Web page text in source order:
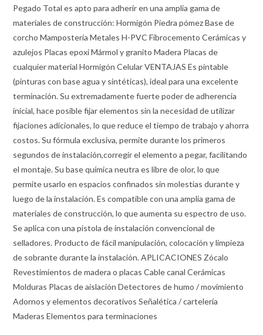
Pegado Total es apto para adherir en una amplia gama de
materiales de construcción: Hormigón Piedra pómez Base de
corcho Mampostería Metales H-PVC Fibrocemento Cerámicas y
azulejos Placas epoxi Mármol y granito Madera Placas de
cualquier material Hormigón Celular VENTAJAS Es pintable
(pinturas con base agua y sintéticas), ideal para una excelente
terminación. Su extremadamente fuerte poder de adherencia
inicial, hace posible fijar elementos sin la necesidad de utilizar
fijaciones adicionales, lo que reduce el tiempo de trabajo y ahorra
costos. Su fórmula exclusiva, permite durante los primeros
segundos de instalación,corregir el elemento a pegar, facilitando
el montaje. Su base química neutra es libre de olor, lo que
permite usarlo en espacios confinados sin molestias durante y
luego de la instalación. Es compatible con una amplia gama de
materiales de construcción, lo que aumenta su espectro de uso.
Se aplica con una pistola de instalación convencional de
selladores. Producto de fácil manipulación, colocación y limpieza
de sobrante durante la instalación. APLICACIONES Zócalo
Revestimientos de madera o placas Cable canal Cerámicas
Molduras Placas de aislación Detectores de humo / movimiento
Adornos y elementos decorativos Señalética / cartelería
Maderas Elementos para terminaciones